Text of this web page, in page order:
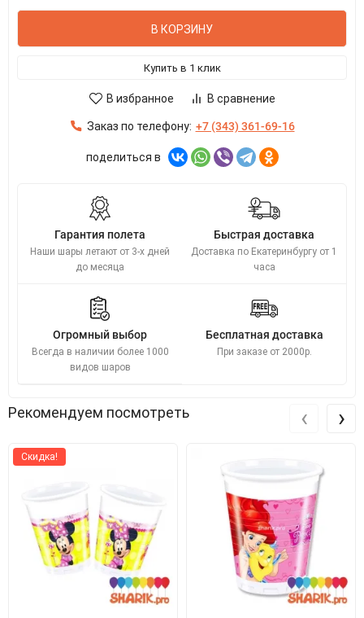
В КОРЗИНУ
Купить в 1 клик
В избранное В сравнение
Заказ по телефону: +7 (343) 361-69-16
поделиться в
Гарантия полета
Наши шары летают от 3-х дней
до месяца
Быстрая доставка
Доставка по Екатеринбургу от 1
часа
Огромный выбор
Всегда в наличии более 1000
видов шаров
Бесплатная доставка
При заказе от 2000р.
Рекомендуем посмотреть
Скидка!
‹ ›